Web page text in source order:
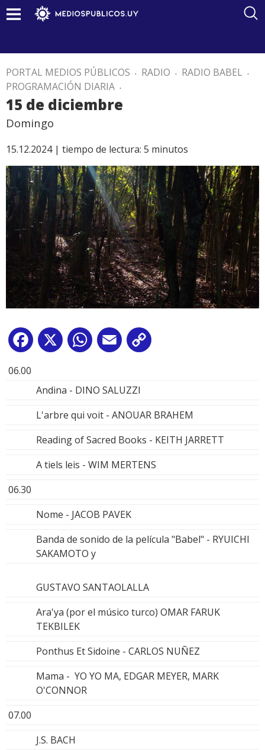
PORTAL MEDIOS PÚBLICOS . RADIO . RADIO BABEL .
PROGRAMACIÓN DIARIA .
15 de diciembre
Domingo
15.12.2024 | tiempo de lectura: 5 minutos
Facebook
X WhatsApp
Email
06.00
Andina - DINO SALUZZI
L'arbre qui voit - ANOUAR BRAHEM
Reading of Sacred Books - KEITH JARRETT
A tiels leis - WIM MERTENS
06.30
Nome - JACOB PAVEK
Banda de sonido de la película "Babel" - RYUICHI
SAKAMOTO y
GUSTAVO SANTAOLALLA
Ara'ya (por el músico turco) OMAR FARUK
TEKBILEK
Ponthus Et Sidoine - CARLOS NUÑEZ
Mama - YO YO MA, EDGAR MEYER, MARK
O'CONNOR
07.00
J.S. BACH